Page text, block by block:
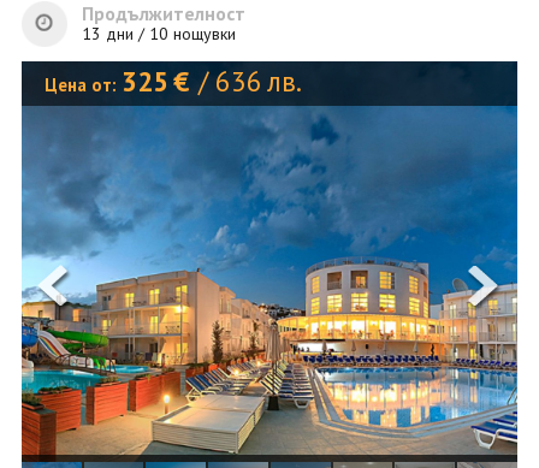
ЕКСКУРЗИИ
ОЩЕ
ЗА НАС
КОНТАКТИ
ФИРМЕНИ ДОКУМЕНТИ
0700 144 34 Запитване
ПОСЛЕДВАЙТЕ НИ
Продължителност
13 дни / 10 нощувки
Цена от: 325 € / 636 лв.